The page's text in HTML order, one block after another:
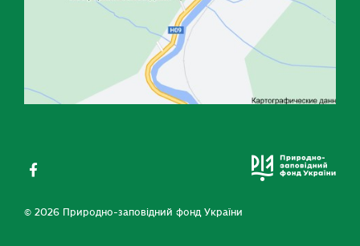
© 2026 Природно-заповідний фонд України